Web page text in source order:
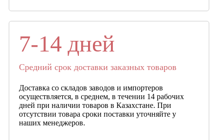
7-14 дней
Средний срок доставки заказных товаров
Доставка со складов заводов и импортеров
осуществляется, в среднем, в течении 14 рабочих
дней при наличии товаров в Казахстане. При
отсутствии товара сроки поставки уточняйте у
наших менеджеров.